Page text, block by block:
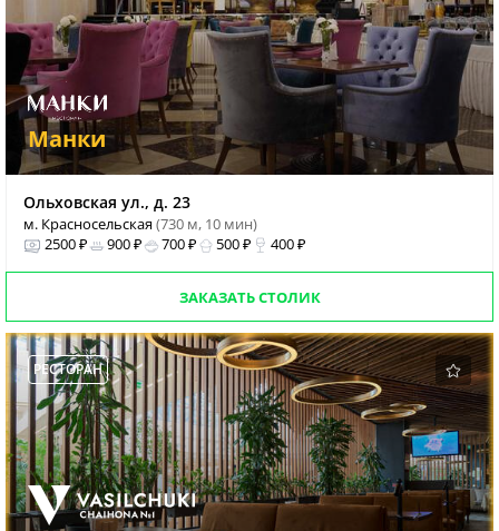
Манки
Ольховская ул., д. 23
м. Красносельская(730 м, 10 мин)
2500 ₽
900 ₽ 700 ₽ 500 ₽ 400 ₽
ЗАКАЗАТЬ СТОЛИК
РЕСТОРАН